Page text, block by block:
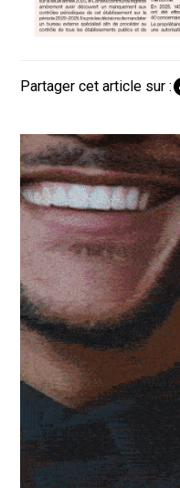
Partager cet article sur :